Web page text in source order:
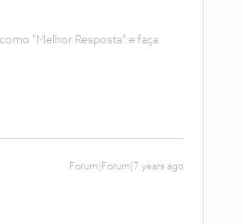
"Melhor Resposta" e faça
Forum|Forum|7 years ago